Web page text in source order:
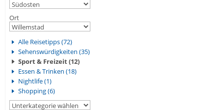
Ort
Alle Reisetipps (72)
Sehenswürdigkeiten (35)
Sport & Freizeit (12)
Essen & Trinken (18)
Nightlife (1)
Shopping (6)